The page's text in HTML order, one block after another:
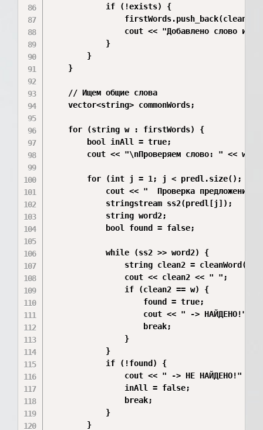
            if (!exists) {
                firstWords.push_back(clean);
cout << "Добавлено слово из
            }
        }
    }
    // Ищем общие слова
    vector<string> commonWords;
    for (string w : firstWords) {
        bool inAll = true;
cout << "\nПроверяем слово: " << w <<
for (int j = 1; j < predl.size();
cout << "  Проверка предложения
            stringstream ss2(predl[j]);
            string word2;
            bool found = false;
            while (ss2 >> word2) {
string clean2 =
                cout << clean2 << " ";
                if (clean2 == w) {
                    found = true;
cout << " -> НАЙДЕНО!" <<
                    break;
                }
            }
            if (!found) {
cout << " -> НЕ НАЙДЕНО!" <<
                inAll = false;
                break;
            }
        }